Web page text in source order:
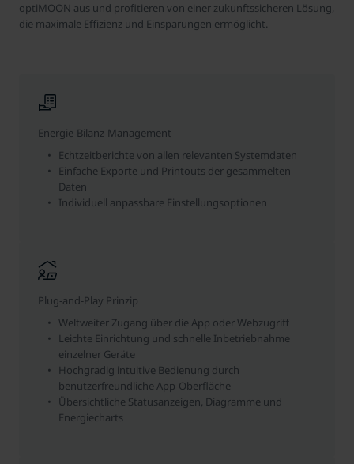
optiMOON aus und profitieren von einer zukunftssicheren Lösung,
die maximale Effizienz und Einsparungen ermöglicht.
Energie-Bilanz-Management
Echtzeitberichte von allen relevanten Systemdaten
Einfache Exporte und Printouts der gesammelten
Daten
Individuell anpassbare Einstellungsoptionen
Plug-and-Play Prinzip
Weltweiter Zugang über die App oder Webzugriff
Leichte Einrichtung und schnelle Inbetriebnahme
einzelner Geräte
Hochgradig intuitive Bedienung durch
benutzerfreundliche App-Oberfläche
Übersichtliche Statusanzeigen, Diagramme und
Energiecharts